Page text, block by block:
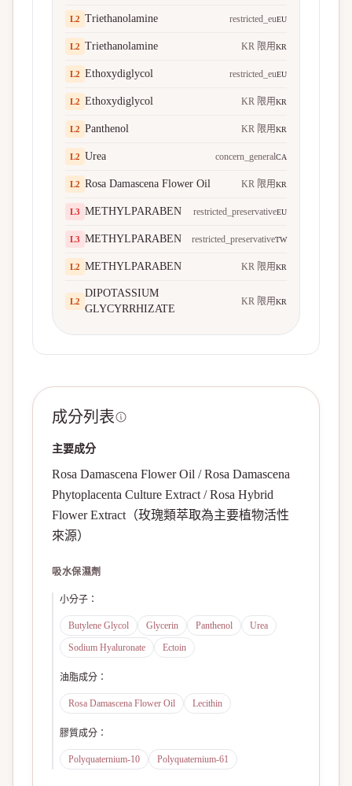
L2 Triethanolamine restricted_euEU
L2 Triethanolamine KR 限用KR
L2 Ethoxydiglycol restricted_euEU
L2 Ethoxydiglycol KR 限用KR
L2 Panthenol KR 限用KR
L2 Urea concern_generalCA
L2 Rosa Damascena Flower Oil KR 限用KR
L3 METHYLPARABEN restricted_preservativeEU
L3 METHYLPARABEN restricted_preservativeTW
L2 METHYLPARABEN KR 限用KR
L2
DIPOTASSIUM
GLYCYRRHIZATE
KR 限用KR
成分列表
主要成分
Rosa Damascena Flower Oil / Rosa Damascena
Phytoplacenta Culture Extract / Rosa Hybrid
Flower Extract（玫瑰類萃取為主要植物活性
來源）
吸水保濕劑
小分子 ：
Butylene Glycol Glycerin Panthenol
Urea
Sodium Hyaluronate
Ectoin
油脂成分 ：
Rosa Damascena Flower Oil Lecithin
膠質成分 ：
Polyquaternium-10 Polyquaternium-61